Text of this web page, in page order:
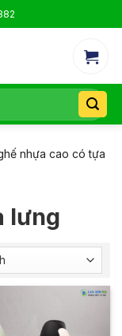
nhựa cao có tựa
lưng